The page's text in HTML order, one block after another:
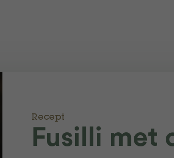
Recept
Fusilli met